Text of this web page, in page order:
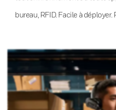
bureau, RFID. Facile à déployer.